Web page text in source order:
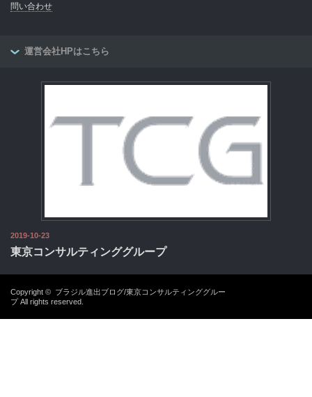
問い合わせ
運営会社HPはこちら
2019-10-23
東京コンサルティンググループ
Copyright © ブラジル進出ブログ/東京コンサルティンググルー
プAll rights reserved.